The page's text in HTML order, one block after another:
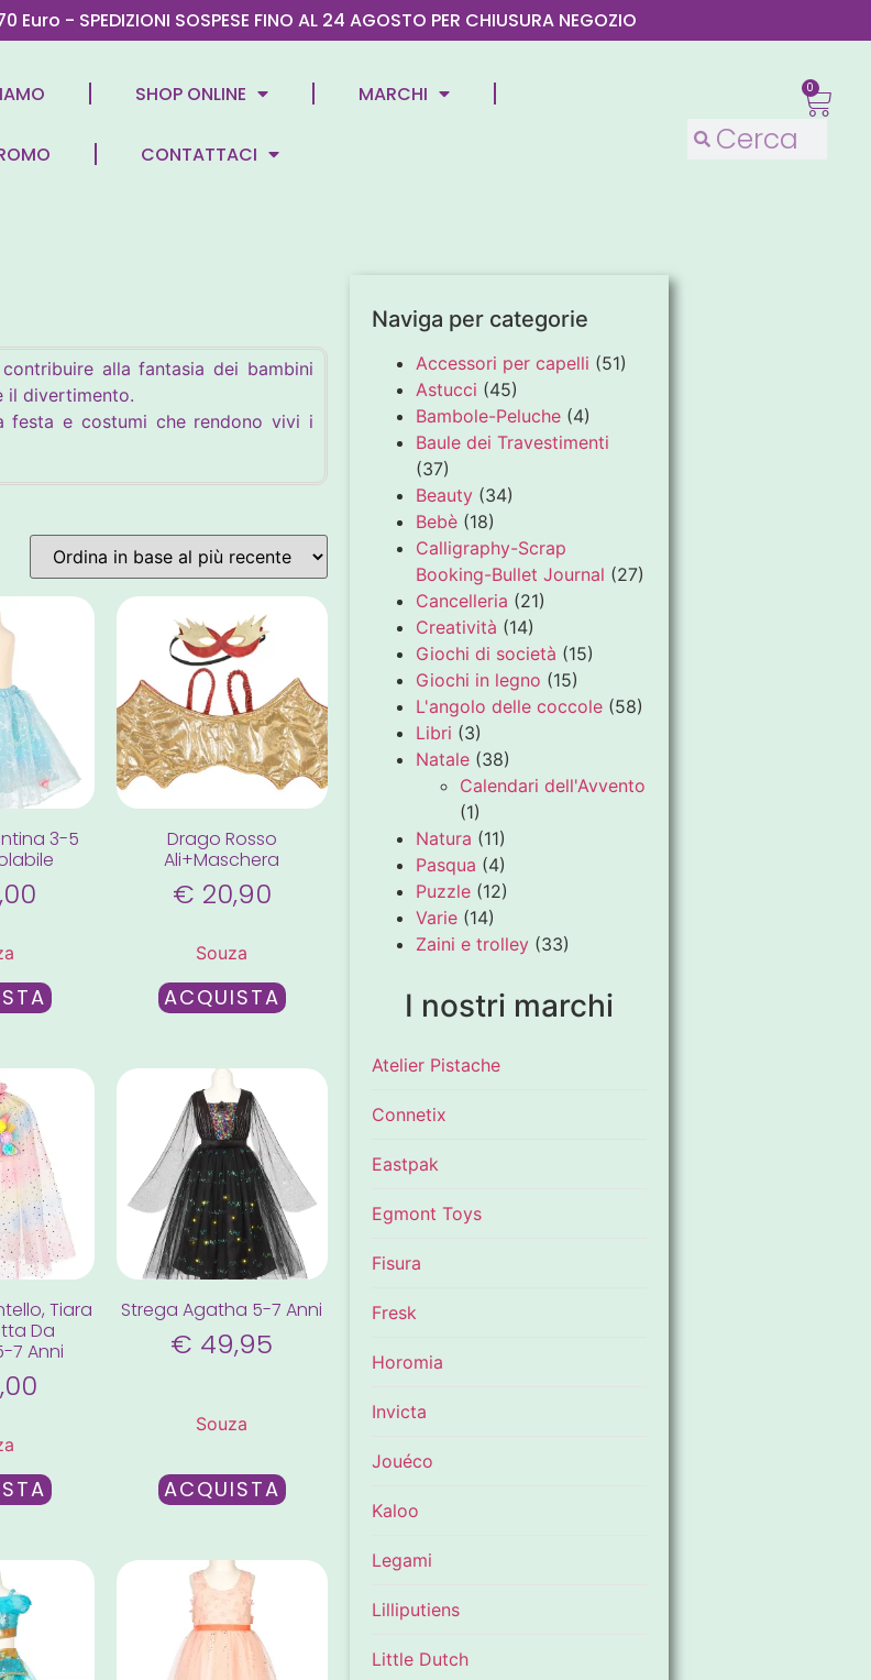
- SPEDIZIONI SOSPESE FINO AL 24 AGOSTO PER CHIUSURA NEGOZIO
SHOP ONLINE MARCHI
CONTATTACI
0
alla fantasia dei bambini
il divertimento.
festa e costumi che rendono vivi i
3-5
Drago Rosso
Ali+maschera
€ 20,90
Souza
ACQUISTA
Tiara
Da
7 Anni
Strega Agatha 5-7 Anni
€ 49,95
Souza
ACQUISTA
Naviga per categorie
Accessori per capelli (51)
Astucci (45)
Bambole-Peluche (4)
Baule dei Travestimenti
(37)
Beauty (34)
Bebè (18)
Calligraphy-Scrap
Booking-Bullet Journal (27)
Cancelleria (21)
Creatività (14)
Giochi di società (15)
Giochi in legno (15)
L'angolo delle coccole (58)
Libri (3)
Natale (38)
Calendari dell'Avvento
(1)
Natura (11)
Pasqua (4)
Puzzle (12)
Varie (14)
Zaini e trolley (33)
I nostri marchi
Atelier Pistache
Connetix
Eastpak
Egmont Toys
Fisura
Fresk
Horomia
Invicta
Jouéco
Kaloo
Legami
Lilliputiens
Little Dutch